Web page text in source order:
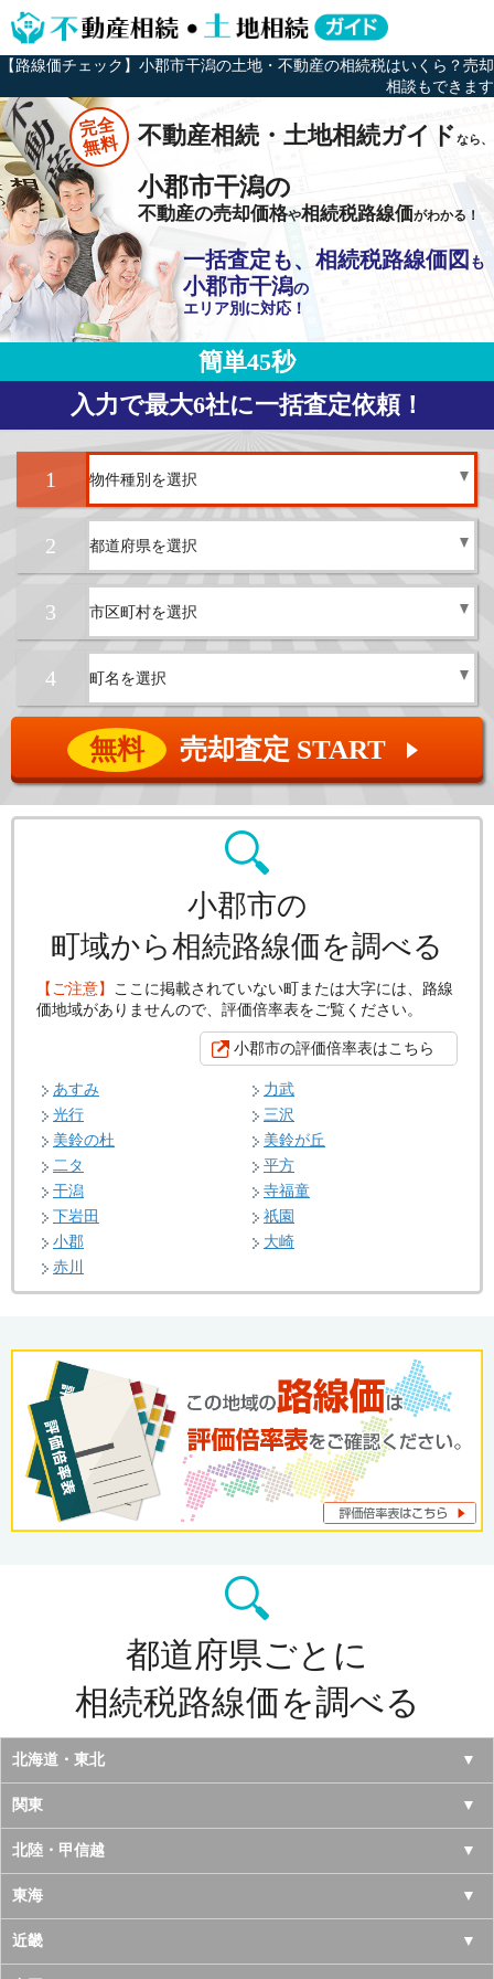
【路線価チェック】小郡市干潟の土地・不動産の相続税はいくら？売却
相談もできます
完全
無料 不動産相続・土地相続ガイドなら、
小郡市干潟の
不動産の売却価格や相続税路線価がわかる！
一括査定も、相続税路線価図 も
小郡市干潟の
エリア別に対応！
簡単45秒
入力で最大6社に一括査定依頼！
1
2
3
4
無料 売却査定 START ▲
小郡市の
町域から相続路線価を調べる
【ご注意】 ここに掲載されていない町または大字には、路線
価地域がありませんので、評価倍率表をご覧ください。
小郡市の評価倍率表はこちら
あすみ
力武
光行
三沢
美鈴の杜
美鈴が丘
二タ
平方
干潟
寺福童
下岩田
祇園
小郡
大崎
赤川
都道府県ごとに
相続税路線価を調べる
北海道・東北
北海道
青森県
岩手県
宮城県
関東
東京都
神奈川県
千葉県
北陸・甲信越
山梨県
長野県
東海
愛知県
近畿